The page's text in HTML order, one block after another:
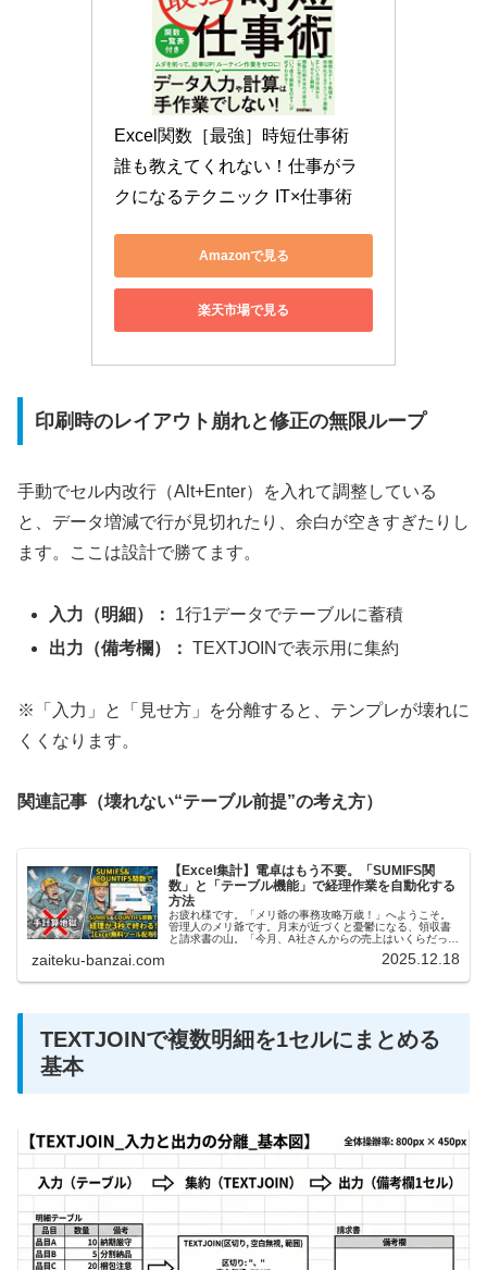
Excel関数［最強］時短仕事術
誰も教えてくれない！仕事がラ
クになるテクニック IT×仕事術
Amazonで見る
楽天市場で見る
印刷時のレイアウト崩れと修正の無限ループ
手動でセル内改行（Alt+Enter）を入れて調整している
と、データ増減で行が見切れたり、余白が空きすぎたりし
ます。ここは設計で勝てます。
入力（明細）：
1行1データでテーブルに蓄積
出力（備考欄）： TEXTJOINで表示用に集約
※「入力」と「見せ方」を分離すると、テンプレが壊れに
くくなります。
関連記事（壊れない“テーブル前提”の考え方）
【Excel集計】電卓はもう不要。「SUMIFS関
数」と「テーブル機能」で経理作業を自動化する
方法
お疲れ様です。「メリ爺の事務攻略万歳！」へようこそ。
管理人のメリ爺です。月末が近づくと憂鬱になる、領収書
と請求書の山。「今月、A社さんからの売上はいくらだっ
zaiteku-banzai.com 2025.12.18
TEXTJOINで複数明細を1セルにまとめる
基本